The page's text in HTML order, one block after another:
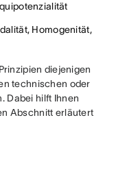
Homogenität,
diejenigen
technischen oder
Dabei hilft Ihnen
Abschnitt erläutert